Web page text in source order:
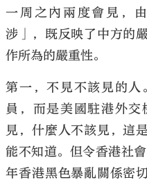
一周之內兩度會見，
涉」，既反映了中方的
作所為的嚴重性。
第一，不見不該見的
員，而是美國駐港外
見，什麼人不該見，這
能不知道。但令香港社
年香港黑色暴亂關係密